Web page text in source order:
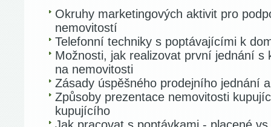
Okruhy marketingových aktivit pro
nemovitostí
Telefonní techniky s poptávajícími k
Možnosti, jak realizovat první jednání s
na nemovitosti
Zásady úspěšného prodejního jednání
Způsoby prezentace nemovitosti
kupujícího